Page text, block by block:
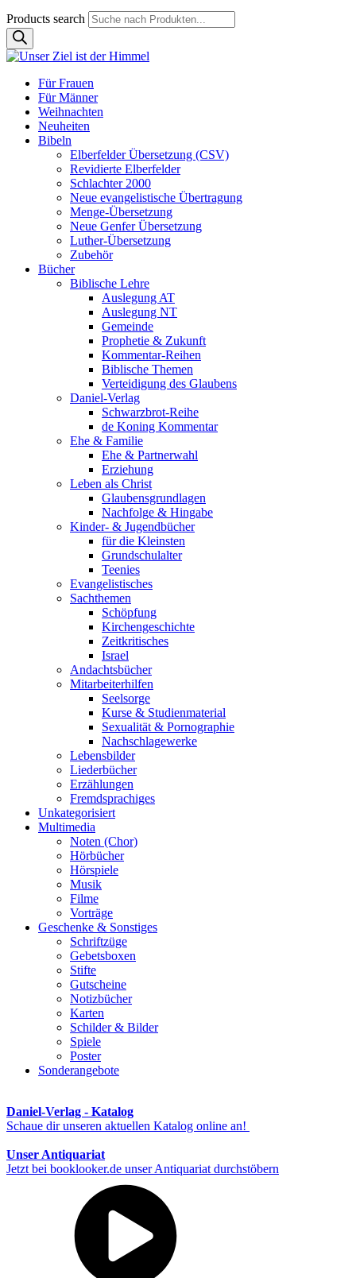
Products search
Für Frauen
Für Männer
Weihnachten
Neuheiten
Bibeln
Elberfelder Übersetzung (CSV)
Revidierte Elberfelder
Schlachter 2000
Neue evangelistische Übertragung
Menge-Übersetzung
Neue Genfer Übersetzung
Luther-Übersetzung
Zubehör
Bücher
Biblische Lehre
Auslegung AT
Auslegung NT
Gemeinde
Prophetie & Zukunft
Kommentar-Reihen
Biblische Themen
Verteidigung des Glaubens
Daniel-Verlag
Schwarzbrot-Reihe
de Koning Kommentar
Ehe & Familie
Ehe & Partnerwahl
Erziehung
Leben als Christ
Glaubensgrundlagen
Nachfolge & Hingabe
Kinder- & Jugendbücher
für die Kleinsten
Grundschulalter
Teenies
Evangelistisches
Sachthemen
Schöpfung
Kirchengeschichte
Zeitkritisches
Israel
Andachtsbücher
Mitarbeiterhilfen
Seelsorge
Kurse & Studienmaterial
Sexualität & Pornographie
Nachschlagewerke
Lebensbilder
Liederbücher
Erzählungen
Fremdsprachiges
Unkategorisiert
Multimedia
Noten (Chor)
Hörbücher
Hörspiele
Musik
Filme
Vorträge
Geschenke & Sonstiges
Schriftzüge
Gebetsboxen
Stifte
Gutscheine
Notizbücher
Karten
Schilder & Bilder
Spiele
Poster
Sonderangebote
Daniel-Verlag - Katalog
Schaue dir unseren aktuellen Katalog online an!
Unser Antiquariat
Jetzt bei booklooker.de unser Antiquariat durchstöbern